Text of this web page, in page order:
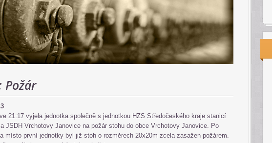
Požár
21:17 vyjela jednotka společně s jednotkou HZS Středočeského kraje stanicí
JSDH Vrchotovy Janovice na požár stohu do obce Vrchotovy Janovice. Po
místo první jednotky byl již stoh o rozměrech 20x20m zcela zasažen požárem.